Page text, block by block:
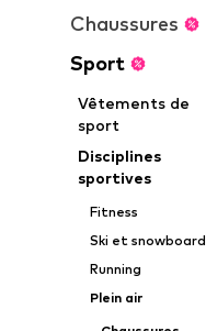
Chaussures
Sport
Vêtements de
sport
Disciplines
sportives
Fitness
Ski et snowboard
Running
Plein air